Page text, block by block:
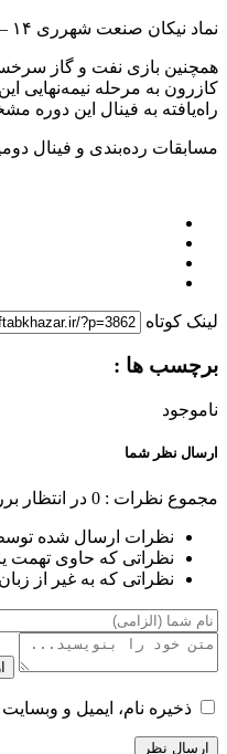
نماد نیکان صنعت شهرری ۱۴ – مقاومت شهرداری تبریز ۶
همچنین بازی نفت و گاز سرخس
کازرون به مرحله نیمه‌نهایی
راه‌یافته به فینال این دوره
مسابقات رده‌بندی و فینال دومین دوره
لینک کوتاه
برچسب ها :
ناموجود
ارسال نظر شما
مجموع نظرات : 0 در انتظار
نظرات ارسال شده
نظراتی که حاوی تهمت
نظراتی که به غیر از
ذخیره نام، ایمیل و